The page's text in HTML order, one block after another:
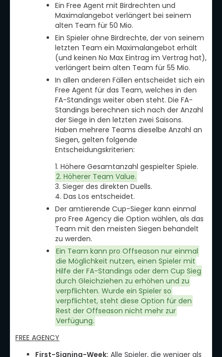
Ein Free Agent mit Birdrechten und
Maximalangebot verlängert bei seinem
alten Team für 50 Mio.
Ein Spieler ohne Birdrechte, der von seinem
letzten Team ein Maximalangebot erhält
(und keinen No Max Eintrag im Vertrag hat),
verlängert beim alten Team für 55 Mio.
In allen anderen Fällen entscheidet sich ein
Free Agent für das Team, welches in den
FA-Standings weiter oben steht. Die FA-
Standings berechnen sich nach der Anzahl
der Siege in den letzten zwei Saisons.
Haben mehrere Teams dieselbe Anzahl an
Siegen, gelten folgende
Entscheidungskriterien:
1. Höhere Gesamtanzahl gespielter Spiele.
2. Höherer Team Value.
3. Sieger des direkten Duells.
4. Das Los entscheidet.
Der amtierende Cup-Sieger kann einmal
pro Free Agency die Option wählen, als das
Team mit den meisten Siegen behandelt
zu werden.
Ein Team kann pro Offseason nur einmal
die Möglichkeit nutzen, einen Spieler mit
Hilfe der FA-Standings oder dem Cup Sieg
durch Gleichziehen zu erhöhen und zu
verpflichten. Wurde ein Spieler so
verpflichtet, steht diese Option für den
Rest der Offseason nicht mehr zur
Verfügung.
FREE AGENCY
First-Signing-Week: Alle Spieler, die weniger als